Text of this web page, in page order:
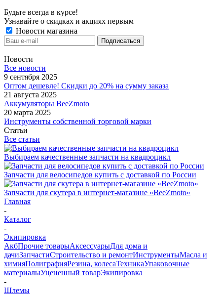
Будьте всегда в курсе!
Узнавайте о скидках и акциях первым
Новости магазина
Новости
Все новости
9 сентября 2025
Оптом дешевле! Скидки до 20% на сумму заказа
21 августа 2025
Аккумуляторы BeeZmoto
20 марта 2025
Инструменты собственной торговой марки
Статьи
Все статьи
Выбираем качественные запчасти на квадроцикл
Запчасти для велосипедов купить с доставкой по России
Запчасти для скутера в интернет-магазине «BeeZmoto»
Главная
-
Каталог
-
Экипировка
АкбПрочие товарыАксессуарыДля дома и
дачиЗапчастиСтроительство и ремонтИнструментыМасла и
химияПолиграфияРезина, колесаТехникаУпаковочные
материалыУцененный товарЭкипировка
-
Шлемы